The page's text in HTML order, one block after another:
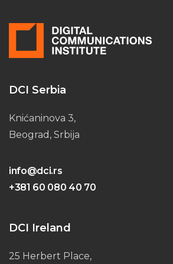
DCI Serbia
Knićaninova 3,
Beograd, Srbija
info@dci.rs
+381 60 080 40 70
DCI Ireland
25 Herbert Place,